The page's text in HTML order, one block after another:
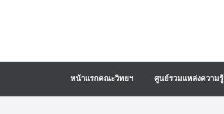
หน้าแรกคณะวิทยฯ ศูนย์รวมแหล่งความรู้